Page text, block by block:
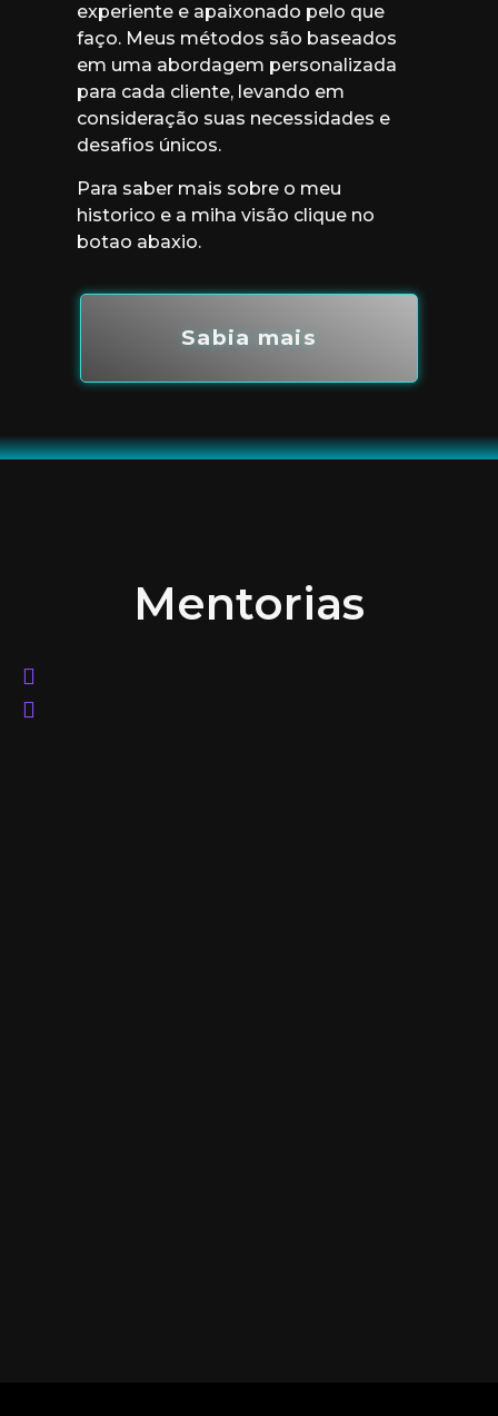
experiente e apaixonado pelo que
faço. Meus métodos são baseados
em uma abordagem personalizada
para cada cliente, levando em
consideração suas necessidades e
desafios únicos.
Para saber mais sobre o meu
historico e a miha visão clique no
botao abaxio.
Sabia mais
Mentorias